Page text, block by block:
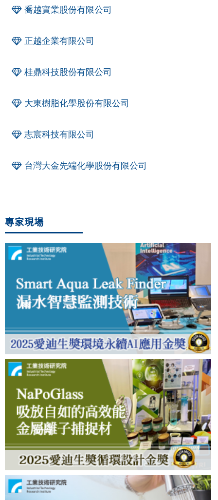
喬越實業股份有限公司
正越企業有限公司
桂鼎科技股份有限公司
大東樹脂化學股份有限公司
志宸科技有限公司
台灣大金先端化學股份有限公司
專家現場